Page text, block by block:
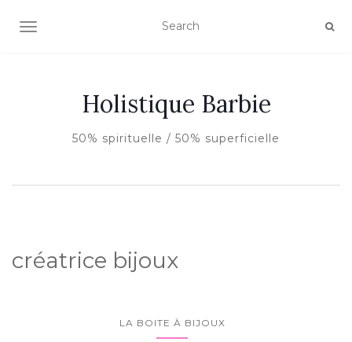
AFFICHER/MASQUER LA NAVIGATION
Holistique Barbie
50% spirituelle / 50% superficielle
créatrice bijoux
LA BOITE À BIJOUX